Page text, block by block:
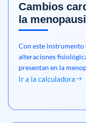
Cambios
la
Con este
alteraciones
presentan en la
Ir a la calculadora